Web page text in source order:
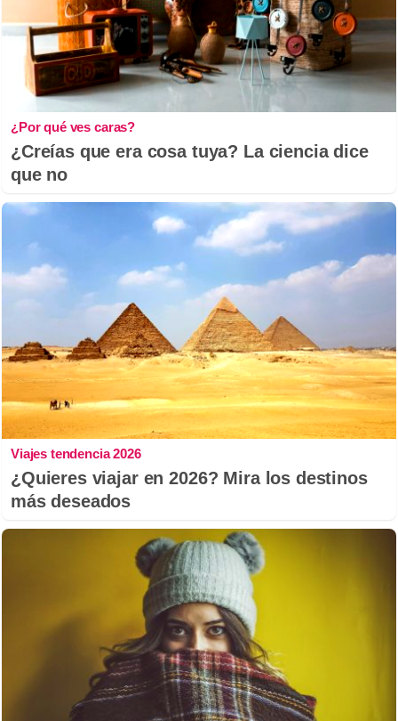
¿Por qué ves caras?
¿Creías que era cosa tuya? La ciencia dice
que no
Viajes tendencia 2026
¿Quieres viajar en 2026? Mira los destinos
más deseados